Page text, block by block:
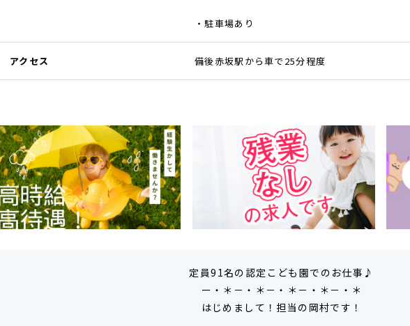
・駐車場あり
アクセス 備後赤坂駅から車で25分程度
定員91名の認定こども園でのお仕事♪
ー・＊－・＊－・＊－・＊－・＊
はじめまして！担当の岡村です！